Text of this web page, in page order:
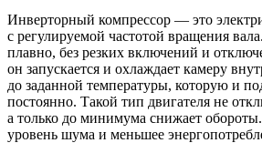
Инверторный компрессор — это
с регулируемой частотой вращения
плавно, без резких включений и
он запускается и охлаждает камеру
до заданной температуры, которую и
постоянно. Такой тип двигателя не
а только до минимума снижает
уровень шума и меньшее